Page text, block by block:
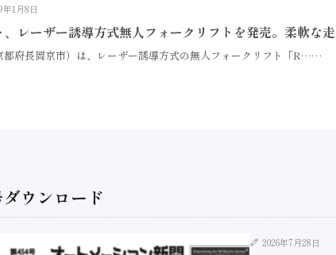
年1月8日
レーザー誘導方式無人フォークリフトを発売。柔軟な
都府長岡京市）は、レーザー誘導方式の無人フォークリフト「R……
ウンロード
2026年7月28日